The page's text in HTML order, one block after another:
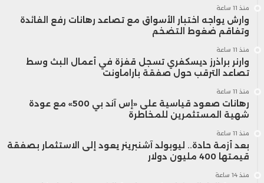
مليون شيكل إلى نحو 477 مليون شيكل خلال
الفترة نفسها.
منذ 11 ساعة
وارش يواجه اختبار الأسواق مع تصاعد رهانات رفع الفائدة
وتفاقم ضغوط التضخم
منذ 11 ساعة
وارنر براذرز ديسكفري تسجل قفزة في أعمال البث وسط
تصاعد الترقب حول صفقة باراماونت
منذ 11 ساعة
رهانات صعود قياسية على «إس آند بي 500» مع عودة
شهية المستثمرين للمخاطرة
منذ 11 ساعة
بعد أزمة حادة.. ليوبولد آشنبرينر يعود إلى الاستثمار بصفقة
قيمتها 400 مليون دولار
منذ 14 ساعة